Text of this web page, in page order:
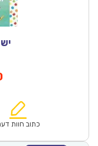
יש כאן
₪50.00.
המחיר
הוא:
כתוב חוות